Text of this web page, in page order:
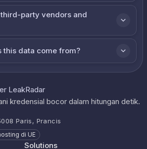
party vendors and
this data come from?
kredensial bocor dalam hitungan detik.
Paris, Prancis
di UE
Solutions